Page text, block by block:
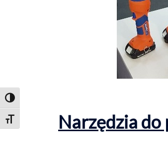
TOGGLE HIGH CONTRAST
TOGGLE FONT SIZENarzędzia do